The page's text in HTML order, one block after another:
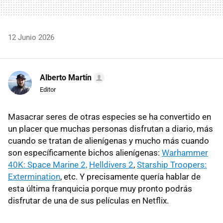
12 Junio 2026
Alberto Martín
Editor
Masacrar seres de otras especies se ha convertido en
un placer que muchas personas disfrutan a diario, más
cuando se tratan de alienígenas y mucho más cuando
son específicamente bichos alienígenas: Warhammer
40K: Space Marine 2, Helldivers 2, Starship Troopers:
Extermination, etc. Y precisamente quería hablar de
esta última franquicia porque muy pronto podrás
disfrutar de una de sus películas en Netflix.